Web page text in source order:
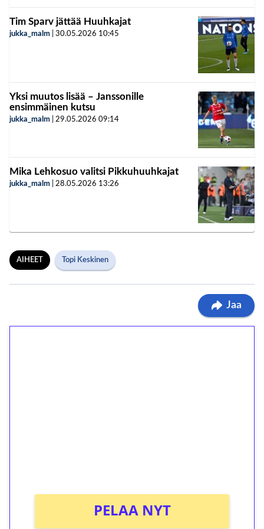
Tim Sparv jättää Huuhkajat
jukka_malm 30.05.2026 10:45
Yksi muutos lisää – Janssonille
ensimmäinen kutsu
jukka_malm 29.05.2026 09:14
Mika Lehkosuo valitsi Pikkuhuuhkajat
jukka_malm 28.05.2026 13:26
AIHEET Topi Keskinen
Jaa
PELAA NYT